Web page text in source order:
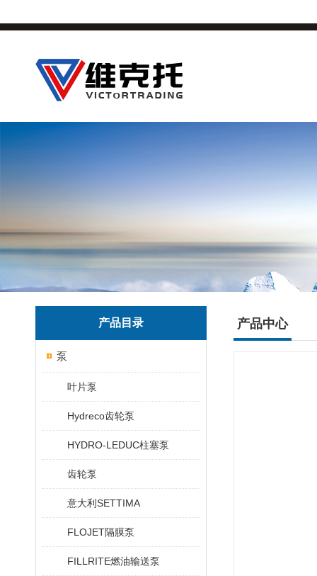
产品目录
泵
叶片泵
Hydreco齿轮泵
HYDRO-LEDUC柱塞泵
齿轮泵
意大利SETTIMA
FLOJET隔膜泵
FILLRITE燃油输送泵
产品中心